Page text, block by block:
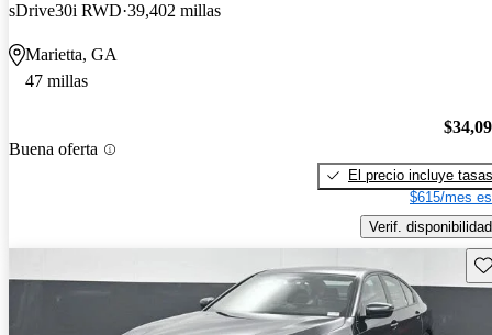
sDrive30i RWD 39,402 millas
Marietta, GA
47 millas
Buena oferta
El precio incluye tasas
$615/mes
Verif. disponibilidad